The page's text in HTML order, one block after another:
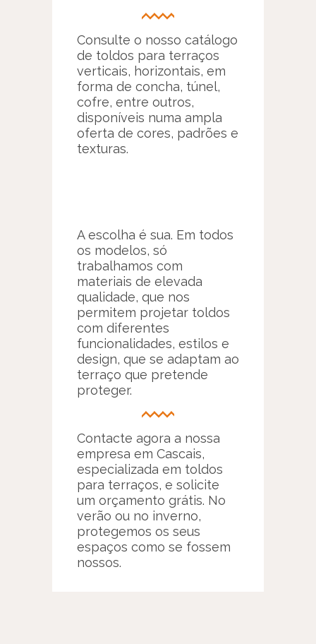
Consulte o nosso catálogo
de toldos para terraços
verticais, horizontais, em
forma de concha, túnel,
cofre, entre outros,
disponíveis numa ampla
oferta de cores, padrões e
texturas.
A escolha é sua. Em todos
os modelos, só
trabalhamos com
materiais de elevada
qualidade, que nos
permitem projetar toldos
com diferentes
funcionalidades, estilos e
design, que se adaptam ao
terraço que pretende
proteger.
Contacte agora a nossa
empresa em Cascais,
especializada em toldos
para terraços, e solicite
um orçamento grátis. No
verão ou no inverno,
protegemos os seus
espaços como se fossem
nossos.